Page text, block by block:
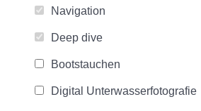
Navigation
Deep dive
Bootstauchen
Digital Unterwasserfotografie